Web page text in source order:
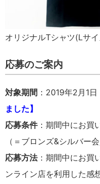
オリジナルTシャツ(L
応募のご案内
対象期間 ：2019年2月1
ました】
応募条件：期間中にお買
（＝ブロンズ&シルバー会
応募方法：期間中にお買
ンライン店を利用した感